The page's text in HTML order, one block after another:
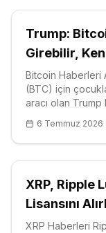
Trump:
Girebilir,
Olarak
Bitcoin Haberleri
(BTC) için
aracı olan Trump
devlet destekli
6 Temmuz 2026
XRP, Ripple
Lisansını
Tutunuyor
XRP Haberleri